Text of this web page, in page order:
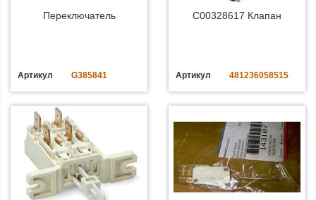
Переключатель
Артикул G385841
C00328617 Клапан
Артикул 481236058515